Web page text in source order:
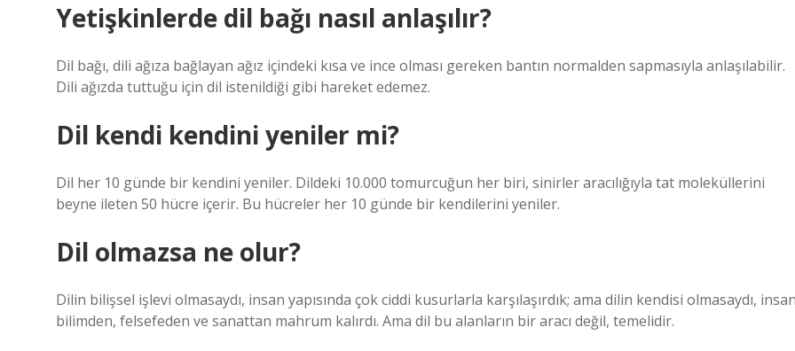
Yetişkinlerde dil bağı nasıl anlaşılır?
Dil bağı, dili ağıza bağlayan ağız içindeki kısa ve ince olması gereken bantın normalden sapmasıyla anlaşılabilir.
Dili ağızda tuttuğu için dil istenildiği gibi hareket edemez.
Dil kendi kendini yeniler mi?
Dil her 10 günde bir kendini yeniler. Dildeki 10.000 tomurcuğun her biri, sinirler aracılığıyla tat moleküllerini
beyne ileten 50 hücre içerir. Bu hücreler her 10 günde bir kendilerini yeniler.
Dil olmazsa ne olur?
Dilin bilişsel işlevi olmasaydı, insan yapısında çok ciddi kusurlarla karşılaşırdık; ama dilin kendisi olmasaydı,
bilimden, felsefeden ve sanattan mahrum kalırdı. Ama dil bu alanların bir aracı değil, temelidir.